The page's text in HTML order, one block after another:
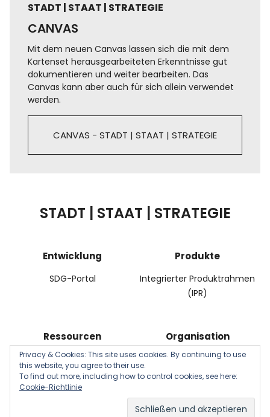
STADT | STAAT | STRATEGIE
CANVAS
Mit dem neuen Canvas lassen sich die mit dem
Kartenset herausgearbeiteten Erkenntnisse gut
dokumentieren und weiter bearbeiten. Das
Canvas kann aber auch für sich allein verwendet
werden.
CANVAS - STADT | STAAT | STRATEGIE
STADT | STAAT | STRATEGIE
Entwicklung
SDG-Portal
Produkte
Integrierter Produktrahmen
(IPR)
Ressourcen
NKF-Kennzahlenset
Organisation
Management
Privacy & Cookies: This site uses cookies. By continuing to use
this website, you agree to their use.
To find out more, including how to control cookies, see here:
Cookie-Richtlinie